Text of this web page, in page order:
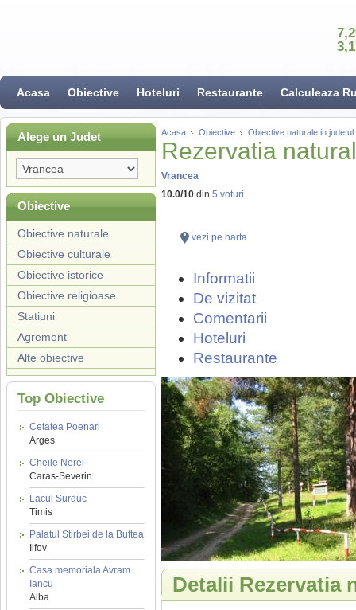
Acasa Obiective Hoteluri Restaurante Calculeaza
Alege un Judet
Obiective
Obiective naturale
Obiective culturale
Obiective istorice
Obiective religioase
Statiuni
Agrement
Alte obiective
Top Obiective
Cetatea Poenari
Arges
Cheile Nerei
Caras-Severin
Lacul Surduc
Timis
Palatul Stirbei de la Buftea
Ilfov
Casa memoriala Avram
Iancu
Alba
Acasa Obiective Obiective naturale in
Rezervatia
Vrancea
10.0/10 din 5 voturi
vezi pe harta
Informatii
De vizitat
Comentarii
Hoteluri
Restaurante
Detalii Rezervatia